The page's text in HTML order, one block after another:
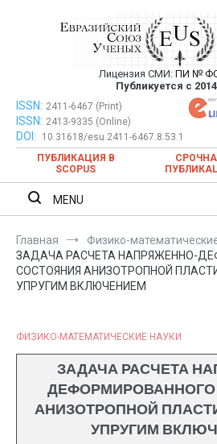
Евразийский
публикация
ежемесячном
Лицензия СМИ: ПИ №
Публикуется с
Евразийский Союз Ученых —
ежемесячном
ISSN: 2411-6467 (Print)
ISSN: 2413-9335 (Online)
DOI:
10.31618/esu.2411-6467.8.53.1
ПУБЛИКАЦИЯ В
SCOPUS
MENU
Главная
Физико-
ЗАДАЧА РАСЧЕТА НАПРЯЖЕННО-
СОСТОЯНИЯ АНИЗОТРОПНОЙ
УПРУГИМ ВКЛЮЧЕНИЕМ
ФИЗИКО-МАТЕМАТИЧЕСКИЕ НАУКИ
ЗАДАЧА РАСЧЕТА
АНИЗОТРОПНОЙ
УПРУГИМ